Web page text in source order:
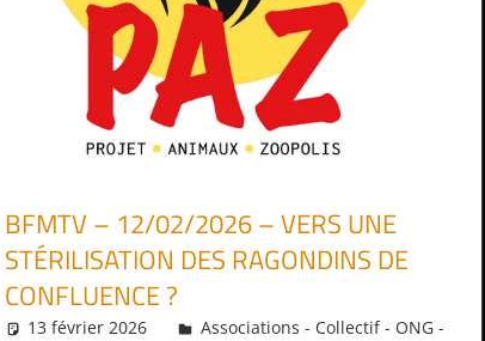
BFMTV – 12/02/2026 – VERS UNE
STÉRILISATION DES RAGONDINS DE
CONFLUENCE ?
13 février 2026 Daniel
Associations - Collectif - ONG -